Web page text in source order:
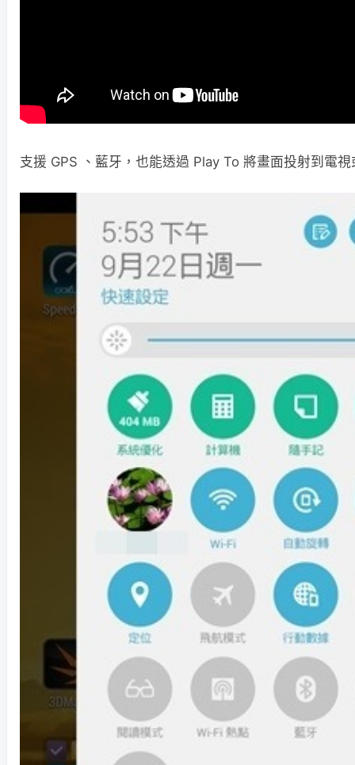
支援 GPS 、藍牙，也能透過 Play To 將畫面投射到電